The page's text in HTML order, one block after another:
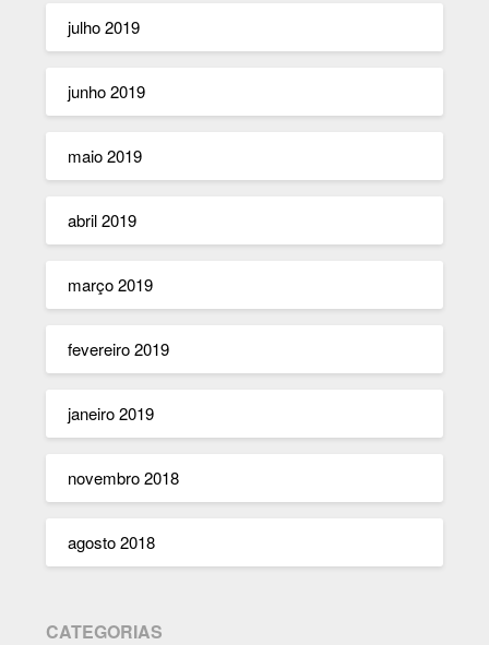
julho 2019
junho 2019
maio 2019
abril 2019
março 2019
fevereiro 2019
janeiro 2019
novembro 2018
agosto 2018
CATEGORIAS